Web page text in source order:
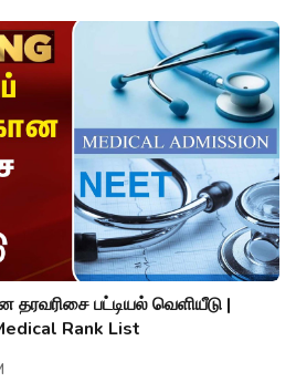
தரவரிசை பட்டியல் வெளியீடு |
Rank List